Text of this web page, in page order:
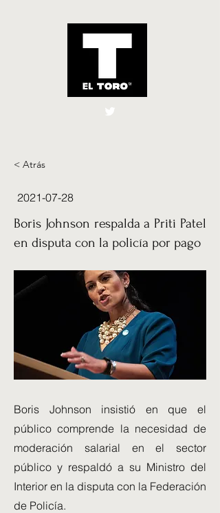
El Toro España
< Atrás
2021-07-28
Boris Johnson respalda a Priti Patel
en disputa con la policía por pago
Boris Johnson insistió en que el
público comprende la necesidad de
moderación salarial en el sector
público y respaldó a su Ministro del
Interior en la disputa con la Federación
de Policía.